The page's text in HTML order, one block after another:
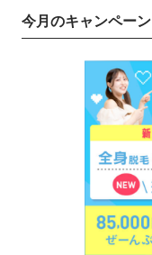
今月のキャンペーン